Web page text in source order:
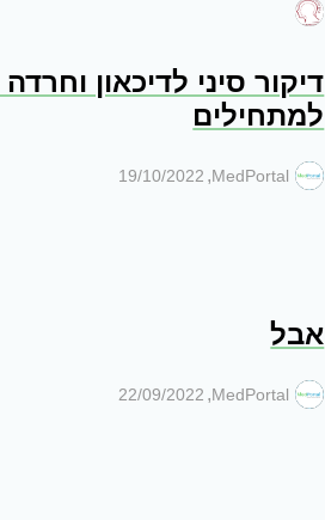
דיקור סיני לדיכאון
למתחילים
19/10/2022 ,MedPortal
אבל
22/09/2022 ,MedPortal